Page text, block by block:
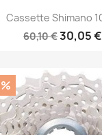
Cassette Shimano
60,10 €30,05 €